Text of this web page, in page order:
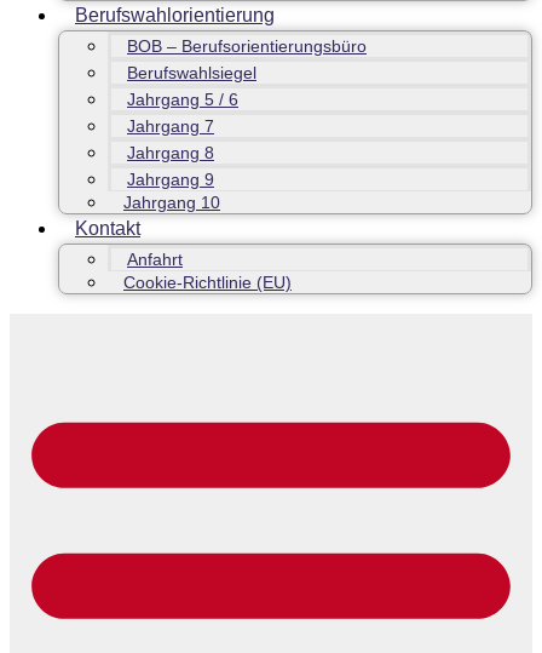
Berufswahlorientierung
BOB – Berufsorientierungsbüro
Berufswahlsiegel
Jahrgang 5 / 6
Jahrgang 7
Jahrgang 8
Jahrgang 9
Jahrgang 10
Kontakt
Anfahrt
Cookie-Richtlinie (EU)